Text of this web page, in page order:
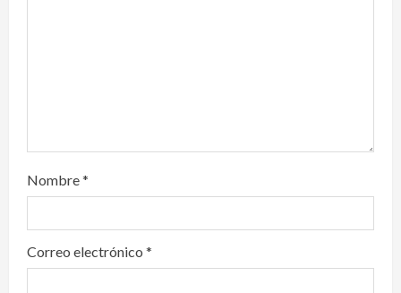
Nombre*
Correo electrónico *